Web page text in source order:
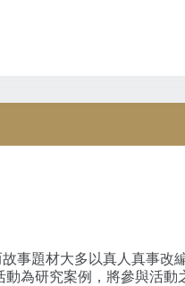
事題材大多以真人真事改
為研究案例，將參與活動